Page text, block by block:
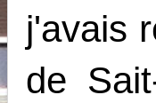
j'avais
de